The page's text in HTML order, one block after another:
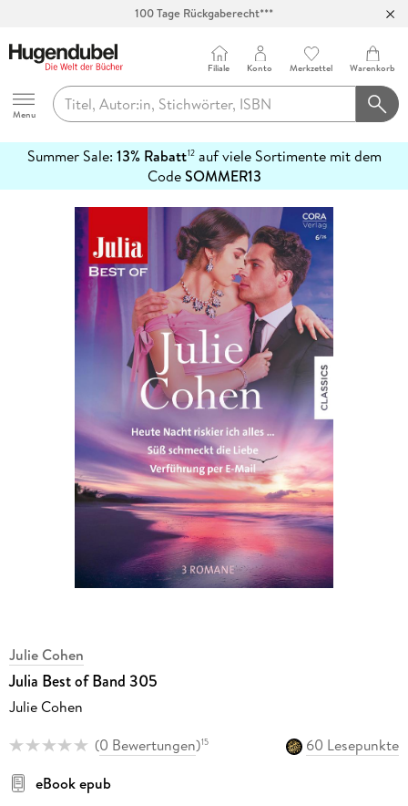
100 Tage Rückgaberecht***
Hugendubel
Menu
Filiale Konto Merkzettel Warenkorb
Summer Sale: 13% Rabatt12auf viele Sortimente mit dem
CodeSOMMER13
erfahren
Julie Cohen
Julia Best of Band 305
Julie Cohen
(0 Bewertungen)15
60 Lesepunkte
eBook epub